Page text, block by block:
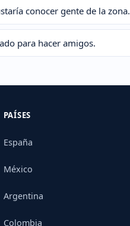
conocer gente de la zona.
para hacer amigos.
PAÍSES
España
México
Argentina
Colombia